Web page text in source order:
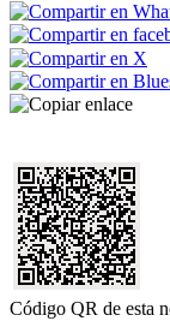
Código QR de esta